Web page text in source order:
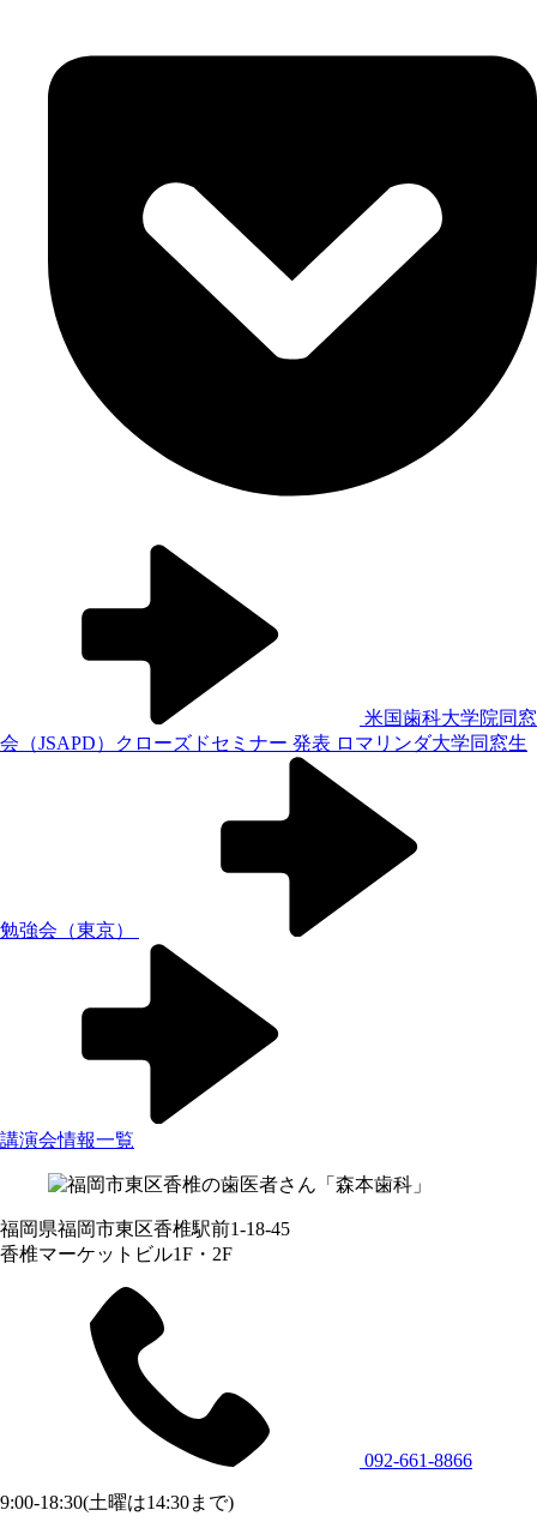
米国歯科大学院同窓
会（JSAPD）クローズドセミナー 発表 ロマリンダ大学同窓生
勉強会（東京）
講演会情報一覧
福岡県福岡市東区香椎駅前1-18-45
香椎マーケットビル1F・2F
092-661-8866
9:00-18:30(土曜は14:30まで)